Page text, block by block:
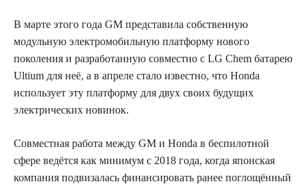
В марте этого года GM представила собственную
модульную электромобильную платформу нового
поколения и разработанную совместно с LG Chem батарею
Ultium для неё, а в апреле стало известно, что Honda
использует эту платформу для двух своих будущих
электрических новинок.
Совместная работа между GM и Honda в беспилотной
сфере ведётся как минимум с 2018 года, когда японская
компания подвизалась финансировать ранее поглощённый